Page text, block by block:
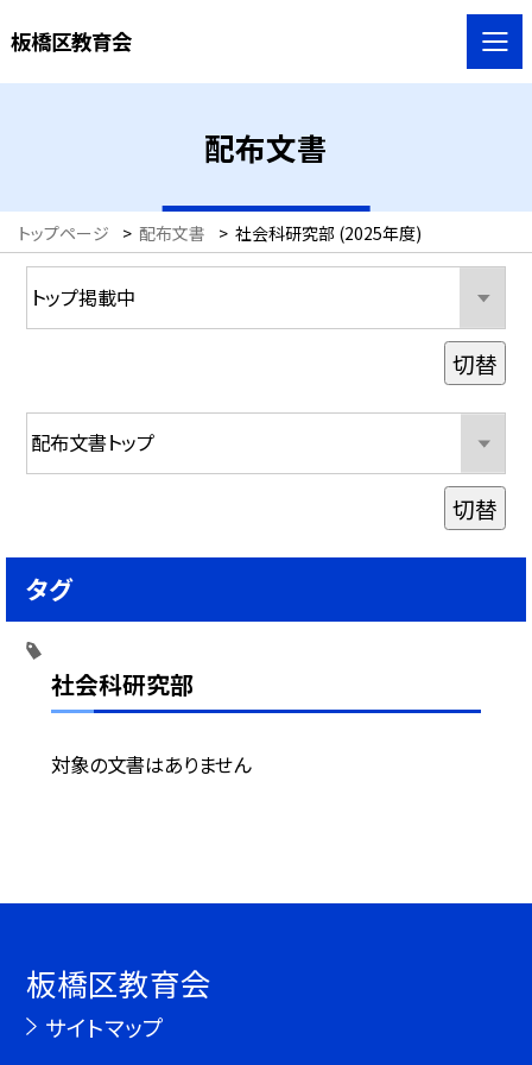
板橋区教育会
配布文書
トップページ > 配布文書 > 社会科研究部 (2025年度)
社会科研究部
対象の文書はありません
切替
切替
タグ
板橋区教育会
サイトマップ